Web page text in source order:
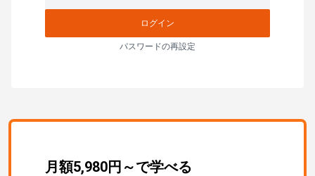
ログイン
パスワードの再設定
月額5,980円～で学べる